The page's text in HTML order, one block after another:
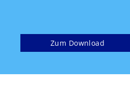
Zum Download